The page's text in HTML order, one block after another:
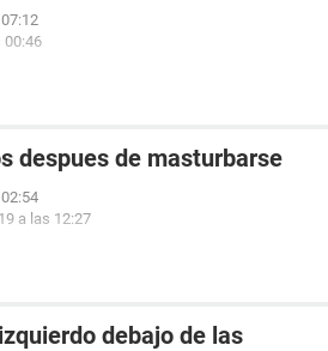
00:46
despues de masturbarse
a las 12:27
debajo de las